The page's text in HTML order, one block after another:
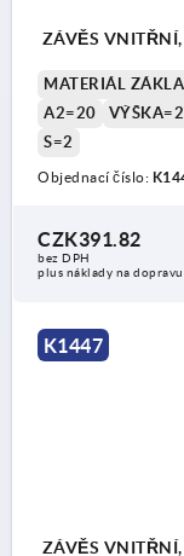
1) zapuštěná
ZÁVĚS
MATERIÁL
A2=20
S=2
Objednací číslo:
CZK391.82
bez DPH
plus náklady na dopravu
K1447
ZÁVĚS VNITŘNÍ,